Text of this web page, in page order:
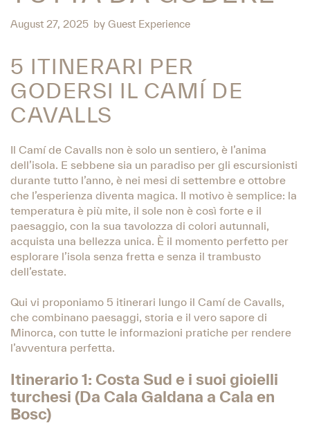
August 27, 2025 by Guest Experience
5 ITINERARI PER
GODERSI IL CAMÍ DE
CAVALLS
Il Camí de Cavalls non è solo un sentiero, è l’anima
dell’isola. E sebbene sia un paradiso per gli escursionisti
durante tutto l’anno, è nei mesi di settembre e ottobre
che l’esperienza diventa magica. Il motivo è semplice: la
temperatura è più mite, il sole non è così forte e il
paesaggio, con la sua tavolozza di colori autunnali,
acquista una bellezza unica. È il momento perfetto per
esplorare l’isola senza fretta e senza il trambusto
dell’estate.
Qui vi proponiamo 5 itinerari lungo il Camí de Cavalls,
che combinano paesaggi, storia e il vero sapore di
Minorca, con tutte le informazioni pratiche per rendere
l’avventura perfetta.
Itinerario 1: Costa Sud e i suoi gioielli
turchesi (Da Cala Galdana a Cala en
Bosc)